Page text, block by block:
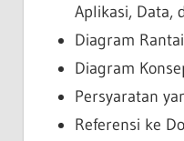
Aplikasi, Data,
Diagram
Diagram
Persyaratan
Referensi ke